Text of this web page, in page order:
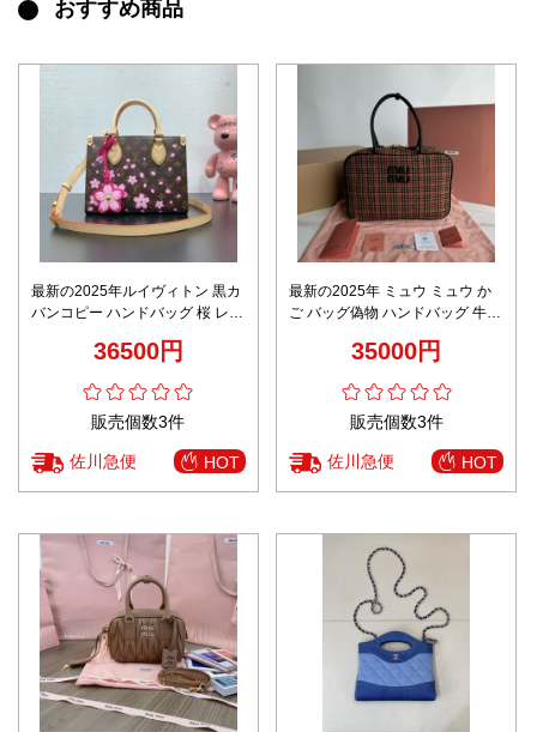
おすすめ商品
最新の2025年ルイヴィトン 黒カ
バンコピー ハンドバッグ 桜 レザ
36500円
販売個数3件
佐川急便 HOT
最新の2025年 ミュウ ミュウ か
ご バッグ偽物 ハンドバッグ 牛革
35000円
販売個数3件
佐川急便 HOT